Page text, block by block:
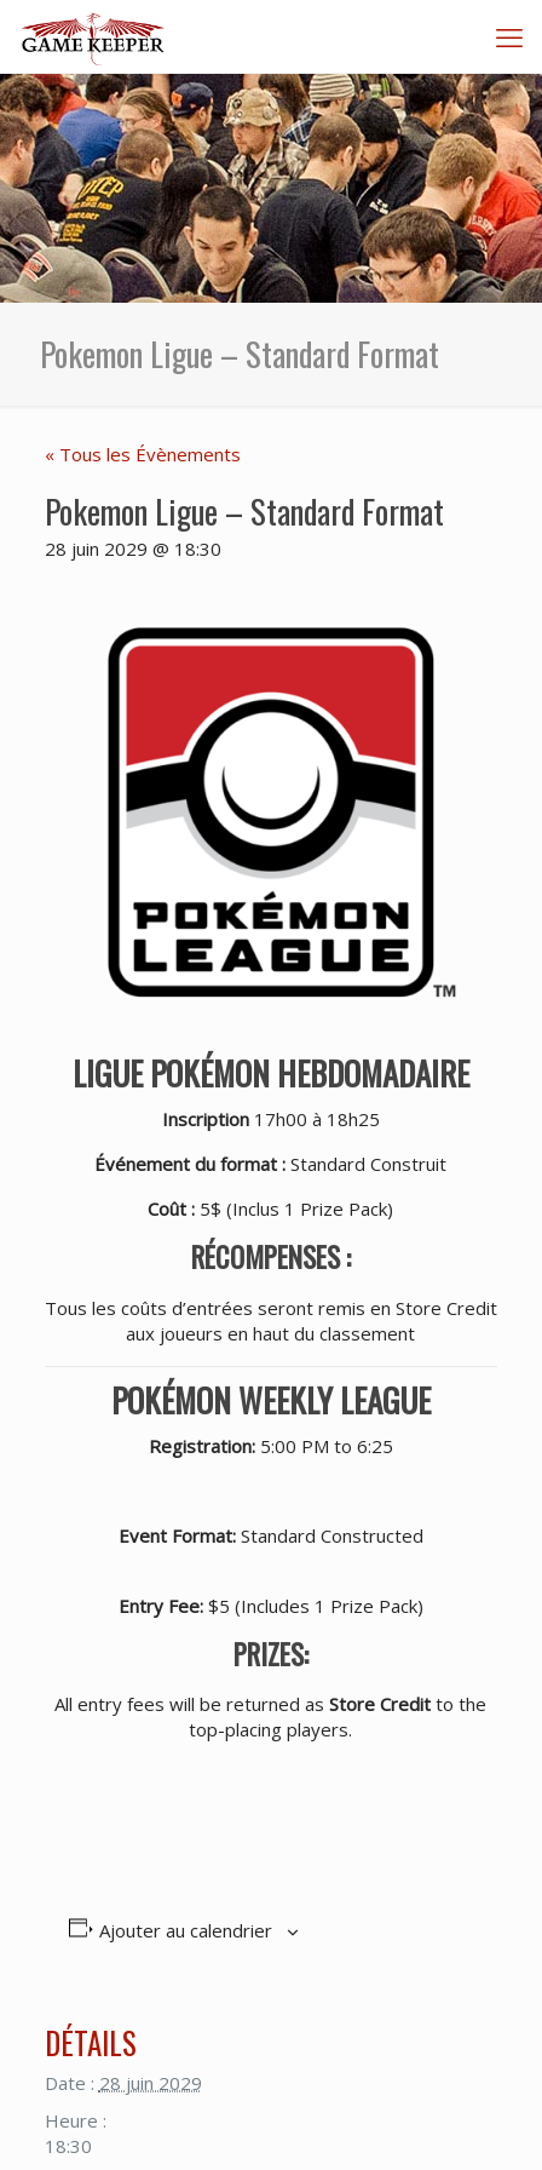
Pokemon Ligue – Standard Format
« Tous les Évènements
Pokemon Ligue – Standard Format
28 juin 2029 @ 18:30
LIGUE POKÉMON HEBDOMADAIRE
Inscription 17h00 à 18h25
Événement du format :Standard Construit
Coût : 5$ (Inclus 1 Prize Pack)
RÉCOMPENSES :
Tous les coûts d’entrées seront remis en Store Credit
aux joueurs en haut du classement
POKÉMON WEEKLY LEAGUE
Registration:5:00 PM to 6:25
Event Format:Standard Constructed
Entry Fee:$5 (Includes 1 Prize Pack)
PRIZES:
All entry fees will be returned asStore Credit to the
top-placing players.
Ajouter au calendrier
DÉTAILS
Date : 28 juin 2029
Heure :
18:30